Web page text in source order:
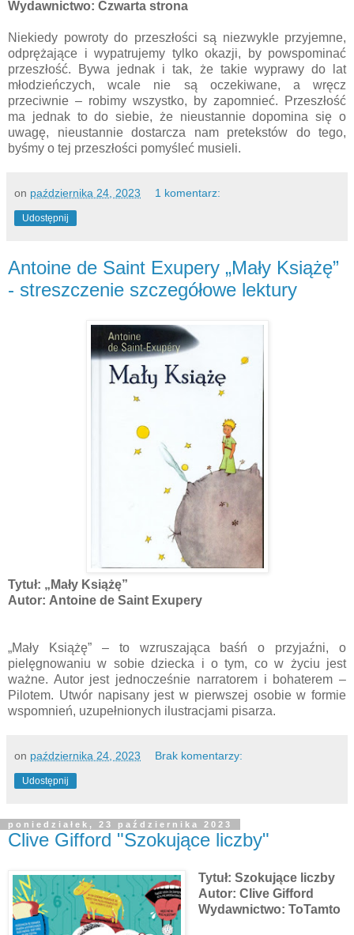
Wydawnictwo: Czwarta strona
Niekiedy powroty do przeszłości są niezwykle przyjemne,
odprężające i wypatrujemy tylko okazji, by powspominać
przeszłość. Bywa jednak i tak, że takie wyprawy do lat
młodzieńczych, wcale nie są oczekiwane, a wręcz
przeciwnie – robimy wszystko, by zapomnieć. Przeszłość
ma jednak to do siebie, że nieustannie dopomina się o
uwagę, nieustannie dostarcza nam pretekstów do tego,
byśmy o tej przeszłości pomyśleć musieli.
on października 24, 2023 1 komentarz:
Udostępnij
Antoine de Saint Exupery „Mały Książę”
- streszczenie szczegółowe lektury
Tytuł: „Mały Książę”
Autor: Antoine de Saint Exupery
„Mały Książę” – to wzruszająca baśń o przyjaźni, o
pielęgnowaniu w sobie dziecka i o tym, co w życiu jest
ważne. Autor jest jednocześnie narratorem i bohaterem –
Pilotem. Utwór napisany jest w pierwszej osobie w formie
wspomnień, uzupełnionych ilustracjami pisarza.
on października 24, 2023 Brak komentarzy:
Udostępnij
poniedziałek, 23 października 2023
Clive Gifford "Szokujące liczby"
Tytuł: Szokujące liczby
Autor: Clive Gifford
Wydawnictwo: ToTamto